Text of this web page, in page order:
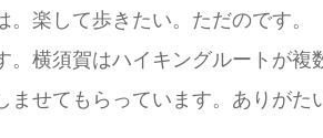
。楽して歩きたい。ただのです
。横須賀はハイキングルートが
ませてもらっています。ありが